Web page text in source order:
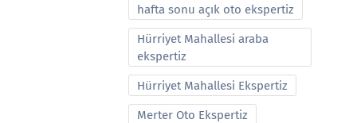
hafta sonu açık oto ekspertiz
Hürriyet Mahallesi araba
ekspertiz
Hürriyet Mahallesi Ekspertiz
Merter Oto Ekspertiz